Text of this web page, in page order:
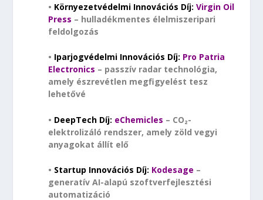
• Környezetvédelmi Innovációs Díj: Virgin Oil
Press – hulladékmentes élelmiszeripari
feldolgozás
• Iparjogvédelmi Innovációs Díj: Pro Patria
Electronics – passzív radar technológia,
amely észrevétlen megfigyelést tesz
lehetővé
• DeepTech Díj: eChemicles – CO₂-
elektrolizáló rendszer, amely zöld vegyi
anyagokat állít elő
• Startup Innovációs Díj: Kodesage –
generatív AI-alapú szoftverfejlesztési
automatizáció